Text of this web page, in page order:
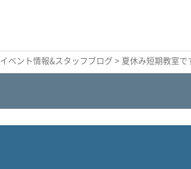
イベント情報&スタッフブログ> 夏休み短期教室で